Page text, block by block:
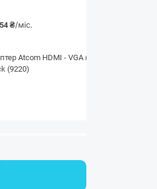
54 ₴/міс.
Atcom HDMI - VGA (M/F), 0.1 м,
(9220)